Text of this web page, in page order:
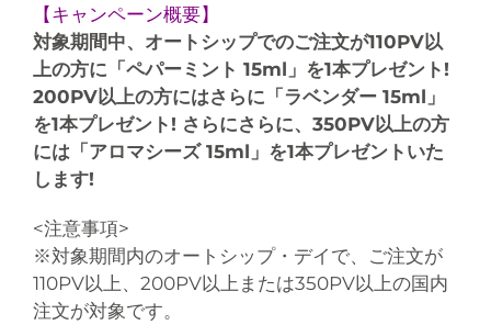
【キャンペーン概要】
対象期間中、オートシップでのご注文が110PV以
上の方に「ペパーミント 15ml」を1本プレゼント!
200PV以上の方にはさらに「ラベンダー 15ml」
を1本プレゼント! さらにさらに、350PV以上の方
には「アロマシーズ 15ml」を1本プレゼントいた
します!
<注意事項>
※対象期間内のオートシップ・デイで、ご注文が
110PV以上、200PV以上または350PV以上の国内
注文が対象です。